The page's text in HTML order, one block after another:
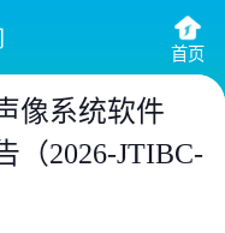
首页
像系统软件
（2026-JTIBC-